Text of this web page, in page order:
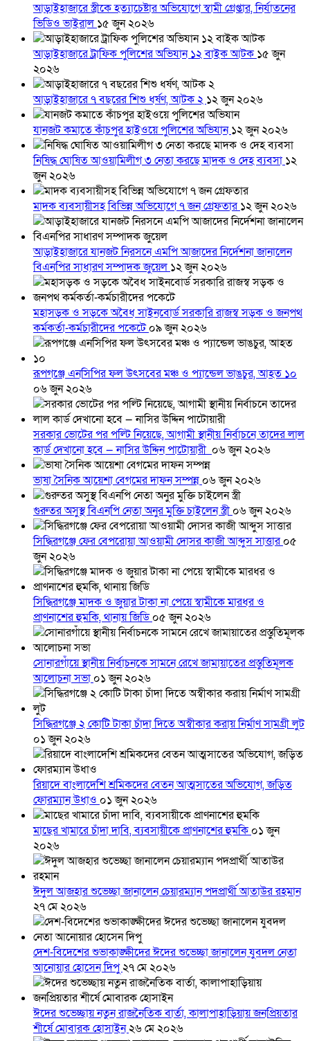
আড়াইহাজারে স্ত্রীকে হত্যাচেষ্টার অভিযোগে স্বামী গ্রেপ্তার, নির্যাতনের
ভিডিও ভাইরাল ১৫ জুন ২০২৬
আড়াইহাজারে ট্রাফিক পুলিশের অভিযান ১২ বাইক আটক ১৫ জুন
২০২৬
আড়াইহাজারে ৭ বছরের শিশু ধর্ষণ, আটক ২ ১২ জুন ২০২৬
যানজট কমাতে কাঁচপুর হাইওয়ে পুলিশের অভিযান১২ জুন ২০২৬
নিষিদ্ধ ঘোষিত আওয়ামিলীগ ৩ নেতা করছে মাদক ও দেহ ব্যবসা ১২
জুন ২০২৬
মাদক ব্যবসায়ীসহ বিভিন্ন অভিযোগে ৭ জন গ্রেফতার১২ জুন ২০২৬
আড়াইহাজারে যানজট নিরসনে এমপি আজাদের নির্দেশনা জানালেন
বিএনপির সাধারণ সম্পাদক জুয়েল ১২ জুন ২০২৬
মহাসড়ক ও সড়কে অবৈধ সাইনবোর্ড সরকারি রাজস্ব সড়ক ও জনপথ
কর্মকর্তা-কর্মচারীদের পকেটে০৯ জুন ২০২৬
রূপগঞ্জে এনসিপির ফল উৎসবের মঞ্চ ও প্যান্ডেল ভাঙচুর, আহত ১০
০৬ জুন ২০২৬
সরকার ভোটের পর পল্টি নিয়েছে, আগামী স্থানীয় নির্বাচনে তাদের লাল
কার্ড দেখানো হবে — নাসির উদ্দিন পাটোয়ারী ০৬ জুন ২০২৬
ভাষা সৈনিক আয়েশা বেগমের দাফন সম্পন্ন ০৬ জুন ২০২৬
গুরুতর অসুস্থ বিএনপি নেতা অনুর মুক্তি চাইলেন স্ত্রী০৬ জুন ২০২৬
সিদ্ধিরগঞ্জে ফের বেপরোয়া আওয়ামী দোসর কাজী আব্দুস সাত্তার০৫
জুন ২০২৬
সিদ্ধিরগঞ্জে মাদক ও জুয়ার টাকা না পেয়ে স্বামীকে মারধর ও
প্রাণনাশের হুমকি, থানায় জিডি০৫ জুন ২০২৬
সোনারগাঁয়ে স্থানীয় নির্বাচনকে সামনে রেখে জামায়াতের প্রস্তুতিমূলক
আলোচনা সভা ০১ জুন ২০২৬
সিদ্ধিরগঞ্জে ২ কোটি টাকা চাঁদা দিতে অস্বীকার করায় নির্মাণ সামগ্রী লুট
০১ জুন ২০২৬
রিয়াদে বাংলাদেশি শ্রমিকদের বেতন আত্মসাতের অভিযোগ, জড়িত
ফোরম্যান উধাও ০১ জুন ২০২৬
মাছের খামারে চাঁদা দাবি, ব্যবসায়ীকে প্রাণনাশের হুমকি ০১ জুন
২০২৬
ঈদুল আজহার শুভেচ্ছা জানালেন চেয়ারম্যান পদপ্রার্থী আতাউর রহমান
২৭ মে ২০২৬
দেশ-বিদেশের শুভাকাঙ্ক্ষীদের ঈদের শুভেচ্ছা জানালেন যুবদল নেতা
আনোয়ার হোসেন দিপু২৭ মে ২০২৬
ঈদের শুভেচ্ছায় নতুন রাজনৈতিক বার্তা, কালাপাহাড়িয়ায় জনপ্রিয়তার
শীর্ষে মোবারক হোসাইন২৬ মে ২০২৬